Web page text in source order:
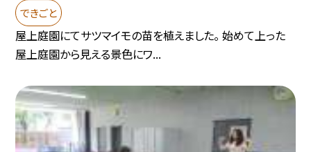
できごと
屋上庭園にてサツマイモの苗を植えました。 始めて上った
屋上庭園から見える景色にワ...